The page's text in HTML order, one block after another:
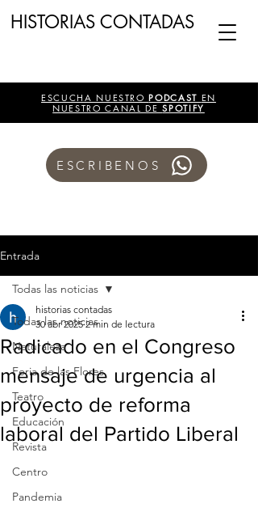
HISTORIAS CONTADAS
ESCUCHA NUESTROPODCAST EN
NUESTRO CANAL DESPOTIFY
ESCRIBENOS
Entrada
Todas las noticias
Naturaleza
Feria de las Flores
Teatro
Educación
Revista
Centro
Pandemia
Todas las noticias
Radicado en el Congreso
mensaje de urgencia al
proyecto de reforma
laboral del Partido Liberal
historias contadas
30 abr 2025 2 min de lectura